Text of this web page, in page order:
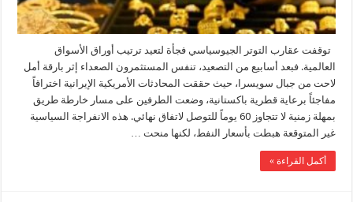
توقفت عقارب التوتر الجيوسياسي فجأة لتعيد ترتيب أوراق الأسواق
العالمية. فبعد أسابيع من التصعيد، تنفس المستثمرون الصعداء إثر بارقة أمل
لاحت من جبال سويسرا، حيث حققت المحادثات الأمريكية الإيرانية اختراقاً
مفاجئاً برعاية قطرية باكستانية، وضعت الطرفين على مسار خارطة طريق
بمهلة زمنية لا تتجاوز 60 يوماً للتوصل لاتفاق نهائي. هذه الانفراجة السياسية
غير المتوقعة هبطت بأسعار النفط، لكنها منحت …
أكمل القراءة »